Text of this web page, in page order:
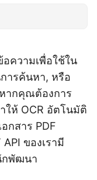
อความเพื่อใช้ใน
ารค้นหา, หรือ
ากคุณต้องการ
ให้ OCR อัตโนมัติ
กสาร PDF
ของเรามี
กพัฒนา